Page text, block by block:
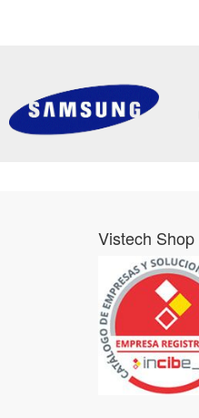
Vistech Shop